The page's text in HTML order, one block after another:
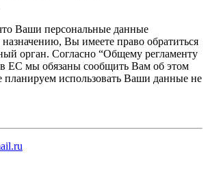
Ваши персональные данные
Вы имеете право обратиться
орган. Согласно “Общему регламенту
ЕС мы обязаны сообщить Вам об этом
планируем использовать Ваши данные не